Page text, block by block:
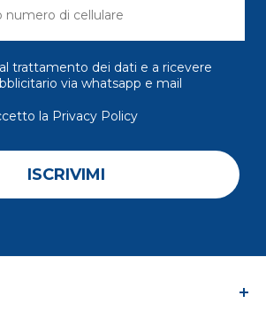
trattamento dei dati e a ricevere
via whatsapp e mail
la Privacy Policy
ISCRIVIMI